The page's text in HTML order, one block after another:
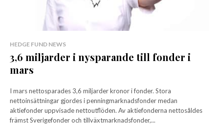
HEDGE FUND NEWS
3,6 miljarder i nysparande till fonder i
mars
I mars nettosparades 3,6 miljarder kronor i fonder. Stora
nettoinsättningar gjordes i penningmarknadsfonder medan
aktiefonder uppvisade nettoutflöden. Av aktiefonderna nettosåldes
främst Sverigefonder och tillväxtmarknadsfonder,...